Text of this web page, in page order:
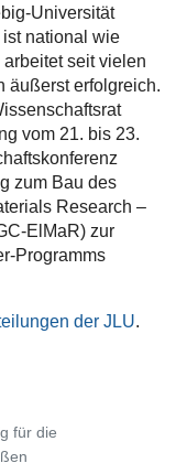
Universität
national wie
seit vielen
äußerst erfolgreich.
vom 21. bis 23.
zum Bau des
Research –
ElMaR) zur
Programms
der JLU.
für die